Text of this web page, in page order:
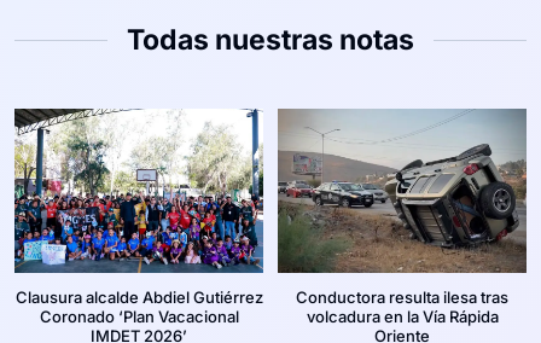
Todas nuestras notas
Clausura alcalde Abdiel Gutiérrez
Coronado ‘Plan Vacacional
IMDET 2026’
Conductora resulta ilesa tras
volcadura en la Vía Rápida
Oriente